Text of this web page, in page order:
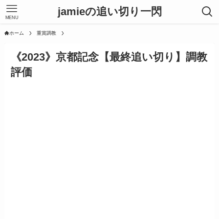
jamieの追い切り一閃
MENU
ホーム 重賞調教
《2023》京都記念【最終追い切り】調教
評価